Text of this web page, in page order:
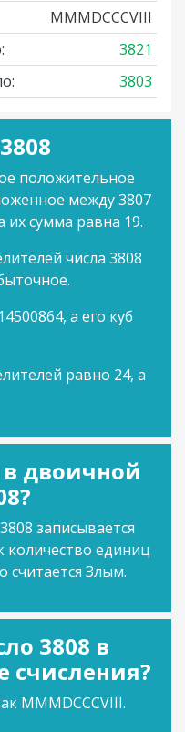
MMMDCCCVIII
3821
3803
положительное
между 3807
их сумма равна 19.
числа 3808
а его куб
равно 24, а
двоичной
записывается
количество единиц
считается Злым.
3808 в
счисления?
MMMDCCCVIII.